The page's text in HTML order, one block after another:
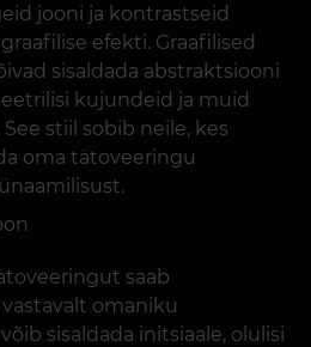
jooni ja kontrastseid
efekti. Graafilised
sisaldada abstraktsiooni
kujundeid ja muid
stiil sobib neile, kes
oma tätoveeringu
saab
omaniku
sisaldada initsiaale, olulisi